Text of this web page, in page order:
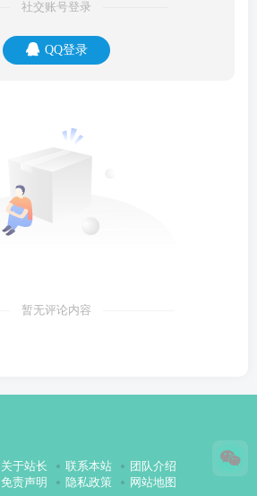
社交账号登录
QQ登录
暂无评论内容
关于站长 联系本站
团队介绍
免责声明 隐私政策 网站地图